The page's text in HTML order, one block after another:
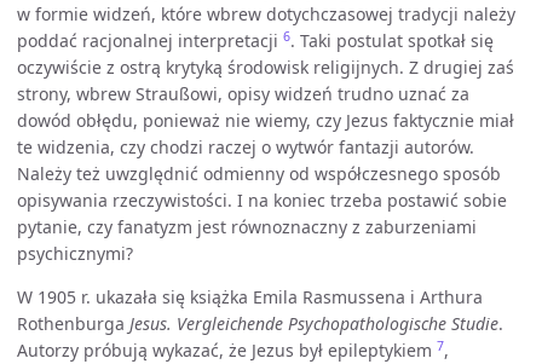
w formie widzeń, które wbrew dotychczasowej tradycji należy
poddać racjonalnej interpretacji 6. Taki postulat spotkał się
oczywiście z ostrą krytyką środowisk religijnych. Z drugiej zaś
strony, wbrew Straußowi, opisy widzeń trudno uznać za
dowód obłędu, ponieważ nie wiemy, czy Jezus faktycznie miał
te widzenia, czy chodzi raczej o wytwór fantazji autorów.
Należy też uwzględnić odmienny od współczesnego sposób
opisywania rzeczywistości. I na koniec trzeba postawić sobie
pytanie, czy fanatyzm jest równoznaczny z zaburzeniami
psychicznymi?
W 1905 r. ukazała się książka Emila Rasmussena i Arthura
Rothenburga Jesus. Vergleichende Psychopathologische Studie.
Autorzy próbują wykazać, że Jezus był epileptykiem 7,